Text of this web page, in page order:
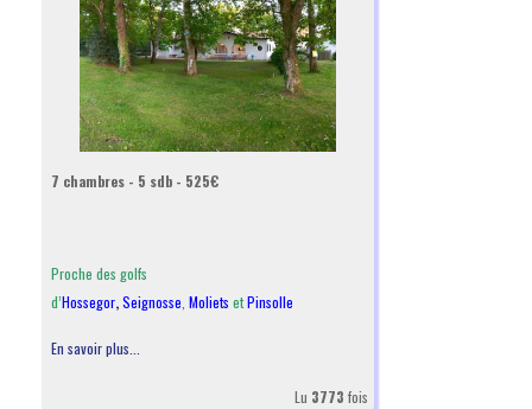
7 chambres - 5 sdb - 525€
Proche des golfs
d’Hossegor,Seignosse Moliets etPinsolle
En savoir plus...
Lu 3773 fois